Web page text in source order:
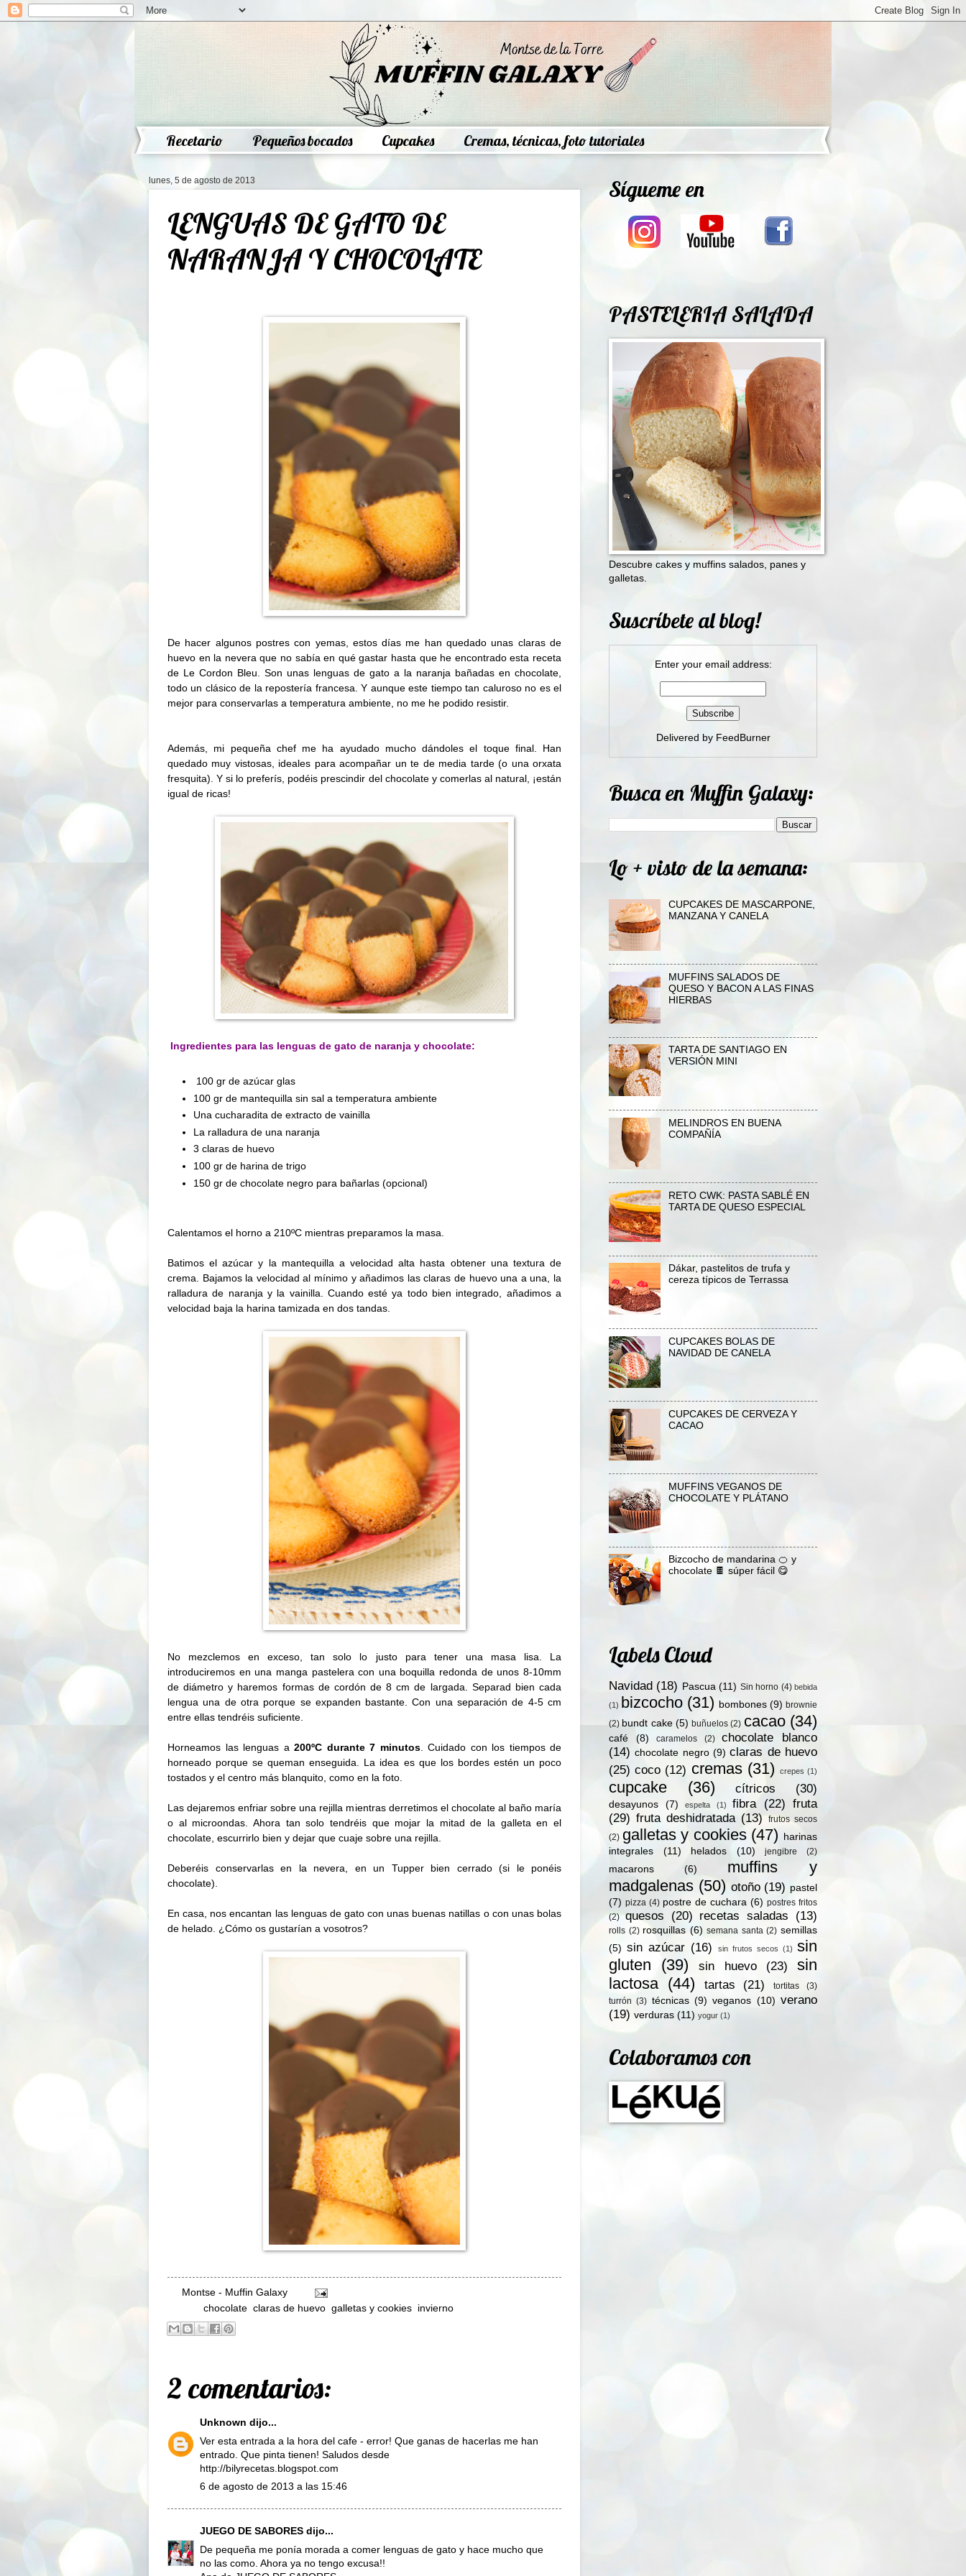
Recetario Pequeños bocados Cupcakes Cremas, técnicas, foto tutoriales
lunes, 5 de agosto de 2013
LENGUAS DE GATO DE
NARANJA Y CHOCOLATE
De hacer algunos postres con yemas, estos días me han quedado unas claras de
huevo en la nevera que no sabía en qué gastar hasta que he encontrado esta receta
de Le Cordon Bleu. Son unas lenguas de gato a la naranja bañadas en chocolate,
todo un clásico de la repostería francesa. Y aunque este tiempo tan caluroso no es el
mejor para conservarlas a temperatura ambiente, no me he podido resistir.
Además, mi pequeña chef me ha ayudado mucho dándoles el toque final. Han
quedado muy vistosas, ideales para acompañar un te de media tarde (o una orxata
fresquita). Y si lo preferís, podéis prescindir del chocolate y comerlas al natural, ¡están
igual de ricas!
Ingredientes para las lenguas de gato de naranja y chocolate:
100 gr de azúcar glas
100 gr de mantequilla sin sal a temperatura ambiente
Una cucharadita de extracto de vainilla
La ralladura de una naranja
3 claras de huevo
100 gr de harina de trigo
150 gr de chocolate negro para bañarlas (opcional)
Calentamos el horno a 210ºC mientras preparamos la masa.
Batimos el azúcar y la mantequilla a velocidad alta hasta obtener una textura de
crema. Bajamos la velocidad al mínimo y añadimos las claras de huevo una a una, la
ralladura de naranja y la vainilla. Cuando esté ya todo bien integrado, añadimos a
velocidad baja la harina tamizada en dos tandas.
No mezclemos en exceso, tan solo lo justo para tener una masa lisa. La
introduciremos en una manga pastelera con una boquilla redonda de unos 8-10mm
de diámetro y haremos formas de cordón de 8 cm de largada. Separad bien cada
lengua una de otra porque se expanden bastante. Con una separación de 4-5 cm
entre ellas tendréis suficiente.
Horneamos las lenguas a 200ºC durante 7 minutos. Cuidado con los tiempos de
horneado porque se queman enseguida. La idea es que los bordes estén un poco
tostados y el centro más blanquito, como en la foto.
Las dejaremos enfriar sobre una rejilla mientras derretimos el chocolate al baño maría
o al microondas. Ahora tan solo tendréis que mojar la mitad de la galleta en el
chocolate, escurrirlo bien y dejar que cuaje sobre una rejilla.
Deberéis conservarlas en la nevera, en un Tupper bien cerrado (si le ponéis
chocolate).
En casa, nos encantan las lenguas de gato con unas buenas natillas o con unas bolas
de helado. ¿Cómo os gustarían a vosotros?
Montse - Muffin Galaxy
chocolate claras de huevo galletas y cookies invierno
2 comentarios:
Unknown dijo...
Ver esta entrada a la hora del cafe - error! Que ganas de hacerlas me han
entrado. Que pinta tienen! Saludos desde
http://bilyrecetas.blogspot.com
6 de agosto de 2013 a las 15:46
JUEGO DE SABORES dijo...
De pequeña me ponía morada a comer lenguas de gato y hace mucho que
no las como. Ahora ya no tengo excusa!!
Sígueme en
PASTELERIA SALADA
Descubre cakes y muffins salados, panes y
galletas.
Suscríbete al blog!
Enter your email address:
Delivered by FeedBurner
Busca en Muffin Galaxy:
Lo + visto de la semana:
CUPCAKES DE MASCARPONE,
MANZANA Y CANELA
MUFFINS SALADOS DE
QUESO Y BACON A LAS FINAS
HIERBAS
TARTA DE SANTIAGO EN
VERSIÓN MINI
MELINDROS EN BUENA
COMPAÑÍA
RETO CWK: PASTA SABLÉ EN
TARTA DE QUESO ESPECIAL
Dákar, pastelitos de trufa y
cereza típicos de Terrassa
CUPCAKES BOLAS DE
NAVIDAD DE CANELA
CUPCAKES DE CERVEZA Y
CACAO
MUFFINS VEGANOS DE
CHOCOLATE Y PLÁTANO
Bizcocho de mandarina 🍊 y
chocolate 🍫 súper fácil 😋
Labels Cloud
Navidad (18) Pascua (11) Sin horno (4) bebida
(1) bizcocho (31) bombones (9) brownie
(2) bundt cake (5) buñuelos (2) cacao (34)
café (8) caramelos (2)
chocolate blanco
(14) chocolate negro (9) claras de huevo
(25) coco (12) cremas (31) crepes (1)
cupcake (36) cítricos (30)
desayunos (7) espelta (1) fibra (22) fruta
(29) fruta deshidratada (13)
frutos secos
(2) galletas y cookies (47)
harinas
integrales
(11) helados (10) jengibre (2)
macarons (6)
muffins y
madgalenas (50) otoño (19) pastel
(7) pizza (4) postre de cuchara (6) postres fritos
(2) quesos (20) recetas saladas (13)
rolls (2) rosquillas (6) semana santa (2) semillas
(5) sin azúcar (16) sin frutos secos (1) sin
gluten
(39) sin huevo (23)
sin
lactosa (44) tartas (21) tortitas
(3)
turrón (3) técnicas (9) veganos (10) verano
(19) verduras (11) yogur (1)
Colaboramos con